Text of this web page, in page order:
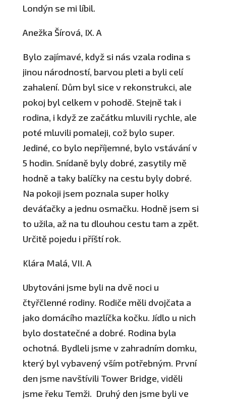
Londýn se mi líbil.
Anežka Šírová, IX. A
Bylo zajímavé, když si nás vzala rodina s
jinou národností, barvou pleti a byli celí
zahalení. Dům byl sice v rekonstrukci, ale
pokoj byl celkem v pohodě. Stejně tak i
rodina, i když ze začátku mluvili rychle, ale
poté mluvili pomaleji, což bylo super.
Jediné, co bylo nepříjemné, bylo vstávání v
5 hodin. Snídaně byly dobré, zasytily mě
hodně a taky balíčky na cestu byly dobré.
Na pokoji jsem poznala super holky
deváťačky a jednu osmačku. Hodně jsem si
to užila, až na tu dlouhou cestu tam a zpět.
Určitě pojedu i příští rok.
Klára Malá, VII. A
Ubytováni jsme byli na dvě noci u
čtyřčlenné rodiny. Rodiče měli dvojčata a
jako domácího mazlíčka kočku. Jídlo u nich
bylo dostatečné a dobré. Rodina byla
ochotná. Bydleli jsme v zahradním domku,
který byl vybavený vším potřebným. První
den jsme navštívili Tower Bridge, viděli
jsme řeku Temži. Druhý den jsme byli ve